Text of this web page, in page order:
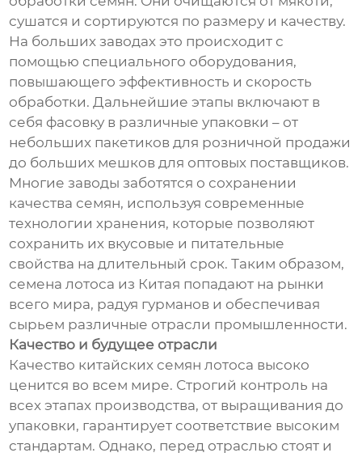
сушатся и сортируются по размеру и качеству.
На больших заводах это происходит с
помощью специального оборудования,
повышающего эффективность и скорость
обработки. Дальнейшие этапы включают в
себя фасовку в различные упаковки – от
небольших пакетиков для розничной продажи
до больших мешков для оптовых поставщиков.
Многие заводы заботятся о сохранении
качества семян, используя современные
технологии хранения, которые позволяют
сохранить их вкусовые и питательные
свойства на длительный срок. Таким образом,
семена лотоса из Китая попадают на рынки
всего мира, радуя гурманов и обеспечивая
сырьем различные отрасли промышленности.
Качество и будущее отрасли
Качество китайских семян лотоса высоко
ценится во всем мире. Строгий контроль на
всех этапах производства, от выращивания до
упаковки, гарантирует соответствие высоким
стандартам. Однако, перед отраслью стоят и